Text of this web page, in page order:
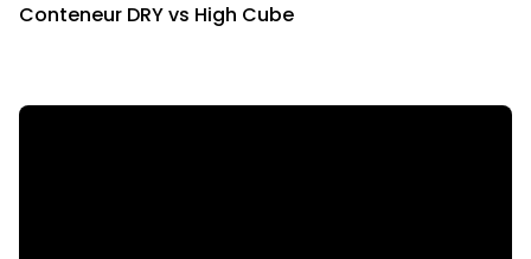
Conteneur DRY vs High Cube